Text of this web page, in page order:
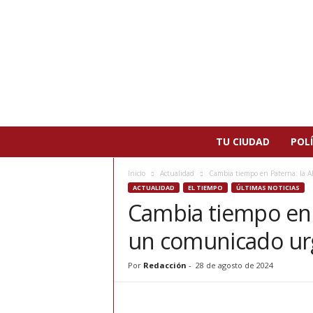
TU CIUDAD
Inicio Actualidad Cambia tiempo en Paterna: la
ACTUALIDAD EL TIEMPO ÚLTIMAS NOTICIAS
Cambia tiempo
un comunicado
Por Redacción - 28 de agosto de 2024